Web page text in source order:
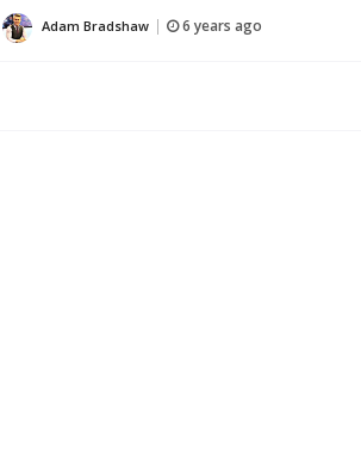
Adam Bradshaw 6 years ago